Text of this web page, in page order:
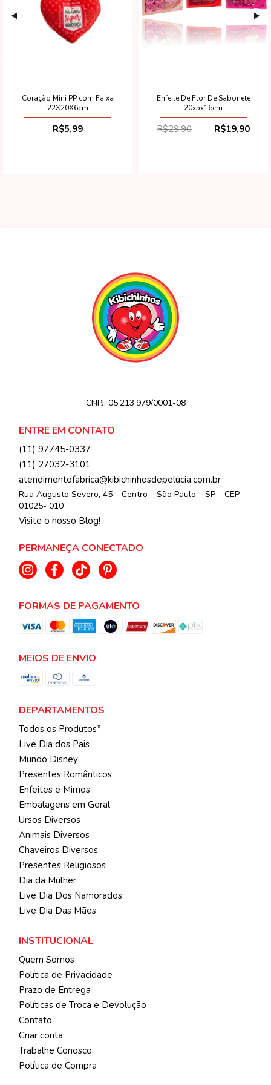
Coração Mini PP com Faixa
22X20X6cm
R$5,99
Enfeite De Flor De Sabonete
20x5x16cm
R$29,90 R$19,90
CNPJ: 05.213.979/0001-08
ENTRE EM CONTATO
(11) 97745-0337
(11) 27032-3101
atendimentofabrica@kibichinhosdepelucia.com.br
Rua Augusto Severo, 45 – Centro – São Paulo – SP – CEP
01025- 010
Visite o nosso Blog!
PERMANEÇA CONECTADO
FORMAS DE PAGAMENTO
MEIOS DE ENVIO
DEPARTAMENTOS
Todos os Produtos*
Live Dia dos Pais
Mundo Disney
Presentes Românticos
Enfeites e Mimos
Embalagens em Geral
Ursos Diversos
Animais Diversos
Chaveiros Diversos
Presentes Religiosos
Dia da Mulher
Live Dia Dos Namorados
Live Dia Das Mães
INSTITUCIONAL
Quem Somos
Política de Privacidade
Prazo de Entrega
Políticas de Troca e Devolução
Contato
Criar conta
Trabalhe Conosco
Política de Compra